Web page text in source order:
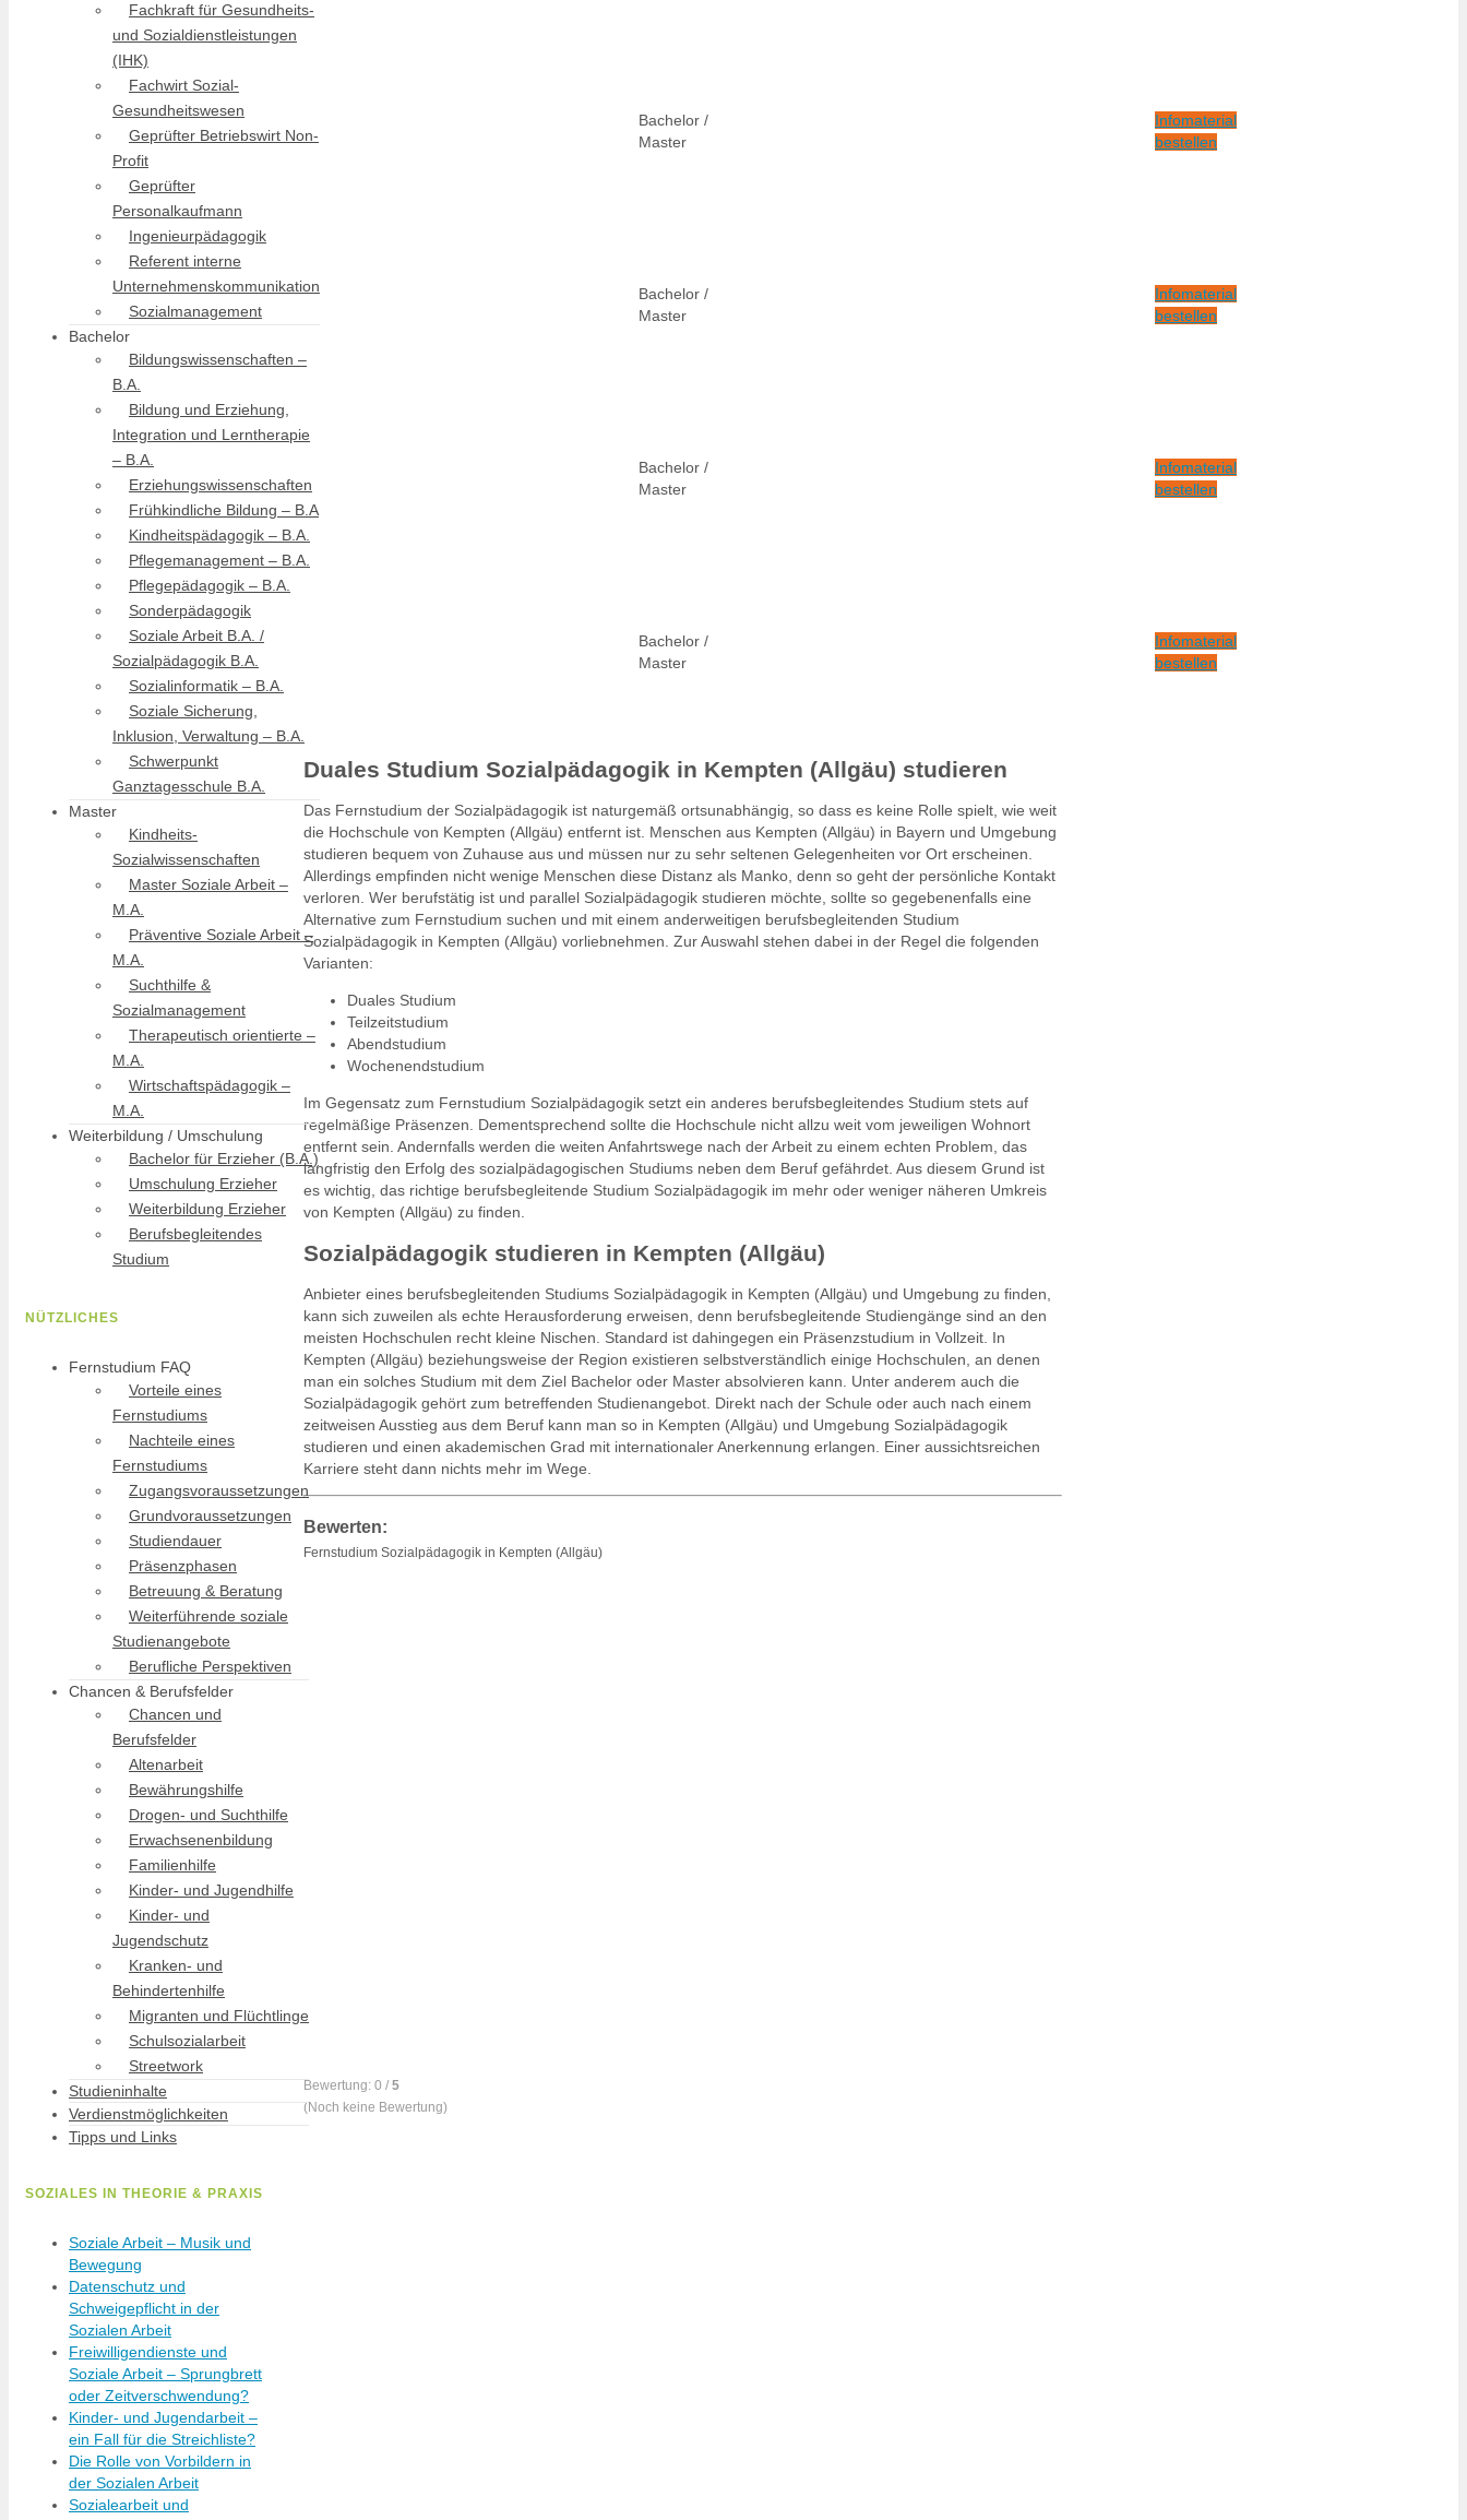
Bachelor /
Master
Infomaterial
bestellen
Bachelor /
Master
Infomaterial
bestellen
Bachelor /
Master
Infomaterial
bestellen
Bachelor /
Master
Infomaterial
bestellen
Duales Studium Sozialpädagogik in Kempten (Allgäu) studieren
Das Fernstudium der Sozialpädagogik ist naturgemäß ortsunabhängig, so dass es keine Rolle spielt, wie weit
die Hochschule von Kempten (Allgäu) entfernt ist. Menschen aus Kempten (Allgäu) in Bayern und Umgebung
studieren bequem von Zuhause aus und müssen nur zu sehr seltenen Gelegenheiten vor Ort erscheinen.
Allerdings empfinden nicht wenige Menschen diese Distanz als Manko, denn so geht der persönliche Kontakt
verloren. Wer berufstätig ist und parallel Sozialpädagogik studieren möchte, sollte so gegebenenfalls eine
Alternative zum Fernstudium suchen und mit einem anderweitigen berufsbegleitenden Studium
Sozialpädagogik in Kempten (Allgäu) vorliebnehmen. Zur Auswahl stehen dabei in der Regel die folgenden
Varianten:
Duales Studium
Teilzeitstudium
Abendstudium
Wochenendstudium
Im Gegensatz zum Fernstudium Sozialpädagogik setzt ein anderes berufsbegleitendes Studium stets auf
regelmäßige Präsenzen. Dementsprechend sollte die Hochschule nicht allzu weit vom jeweiligen Wohnort
entfernt sein. Andernfalls werden die weiten Anfahrtswege nach der Arbeit zu einem echten Problem, das
langfristig den Erfolg des sozialpädagogischen Studiums neben dem Beruf gefährdet. Aus diesem Grund ist
es wichtig, das richtige berufsbegleitende Studium Sozialpädagogik im mehr oder weniger näheren Umkreis
von Kempten (Allgäu) zu finden.
Sozialpädagogik studieren in Kempten (Allgäu)
Anbieter eines berufsbegleitenden Studiums Sozialpädagogik in Kempten (Allgäu) und Umgebung zu finden,
kann sich zuweilen als echte Herausforderung erweisen, denn berufsbegleitende Studiengänge sind an den
meisten Hochschulen recht kleine Nischen. Standard ist dahingegen ein Präsenzstudium in Vollzeit. In
Kempten (Allgäu) beziehungsweise der Region existieren selbstverständlich einige Hochschulen, an denen
man ein solches Studium mit dem Ziel Bachelor oder Master absolvieren kann. Unter anderem auch die
Sozialpädagogik gehört zum betreffenden Studienangebot. Direkt nach der Schule oder auch nach einem
zeitweisen Ausstieg aus dem Beruf kann man so in Kempten (Allgäu) und Umgebung Sozialpädagogik
studieren und einen akademischen Grad mit internationaler Anerkennung erlangen. Einer aussichtsreichen
Karriere steht dann nichts mehr im Wege.
Bewerten:
Fernstudium Sozialpädagogik in Kempten (Allgäu)
Bewertung: 0 / 5
(Noch keine Bewertung)
Fachkraft für Gesundheits-
und Sozialdienstleistungen
(IHK)
Fachwirt Sozial-
Gesundheitswesen
Geprüfter Betriebswirt Non-
Profit
Geprüfter
Personalkaufmann
Ingenieurpädagogik
Referent interne
Unternehmenskommunikation
Sozialmanagement
Bachelor
Bildungswissenschaften –
B.A.
Bildung und Erziehung,
Integration und Lerntherapie
– B.A.
Erziehungswissenschaften
Frühkindliche Bildung – B.A
Kindheitspädagogik – B.A.
Pflegemanagement – B.A.
Pflegepädagogik – B.A.
Sonderpädagogik
Soziale Arbeit B.A. /
Sozialpädagogik B.A.
Sozialinformatik – B.A.
Soziale Sicherung,
Inklusion, Verwaltung – B.A.
Schwerpunkt
Ganztagesschule B.A.
Master
Kindheits-
Sozialwissenschaften
Master Soziale Arbeit –
M.A.
Präventive Soziale Arbeit –
M.A.
Suchthilfe &
Sozialmanagement
Therapeutisch orientierte –
M.A.
Wirtschaftspädagogik –
M.A.
Weiterbildung / Umschulung
Bachelor für Erzieher (B.A.)
Umschulung Erzieher
Weiterbildung Erzieher
Berufsbegleitendes
Studium
NÜTZLICHES
Fernstudium FAQ
Vorteile eines
Fernstudiums
Nachteile eines
Fernstudiums
Zugangsvoraussetzungen
Grundvoraussetzungen
Studiendauer
Präsenzphasen
Betreuung & Beratung
Weiterführende soziale
Studienangebote
Berufliche Perspektiven
Chancen & Berufsfelder
Chancen und
Berufsfelder
Altenarbeit
Bewährungshilfe
Drogen- und Suchthilfe
Erwachsenenbildung
Familienhilfe
Kinder- und Jugendhilfe
Kinder- und
Jugendschutz
Kranken- und
Behindertenhilfe
Migranten und Flüchtlinge
Schulsozialarbeit
Streetwork
Studieninhalte
Verdienstmöglichkeiten
Tipps und Links
SOZIALES IN THEORIE & PRAXIS
Soziale Arbeit – Musik und
Bewegung
Datenschutz und
Schweigepflicht in der
Sozialen Arbeit
Freiwilligendienste und
Soziale Arbeit – Sprungbrett
oder Zeitverschwendung?
Kinder- und Jugendarbeit –
ein Fall für die Streichliste?
Die Rolle von Vorbildern in
der Sozialen Arbeit
Sozialearbeit und